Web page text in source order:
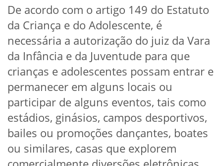
De acordo com o artigo 149 do Estatuto
da Criança e do Adolescente, é
necessária a autorização do juiz da Vara
da Infância e da Juventude para que
crianças e adolescentes possam entrar e
permanecer em alguns locais ou
participar de alguns eventos, tais como
estádios, ginásios, campos desportivos,
bailes ou promoções dançantes, boates
ou similares, casas que explorem